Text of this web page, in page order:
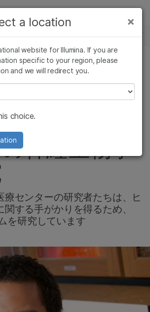
選択
ミクス
を使用し
ミュニケー
神経生物学
療センターの研究者たちは、ヒ
関する手がかりを得るため、
を研究しています
×
a location
website for Illumina. If you are
specific to your region, please
and we will redirect you.
a location
choice.
×
臨床オンコロジー
生殖医学
患研究